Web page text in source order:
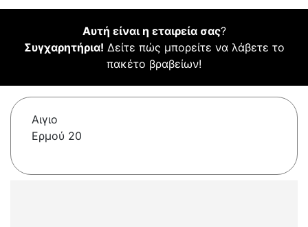
Αυτή είναι η εταιρεία σας?
Συγχαρητήρια! Δείτε πώς μπορείτε να λάβετε το
πακέτο βραβείων!
Αιγιο
Ερμού 20